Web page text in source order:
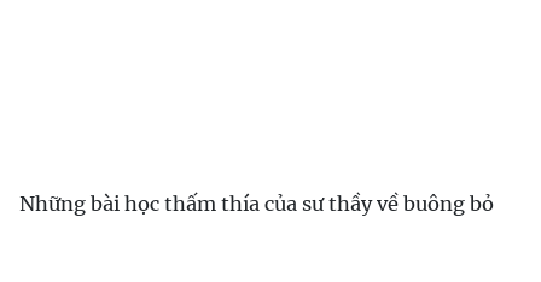
Những bài học thấm thía của sư thầy về buông bỏ